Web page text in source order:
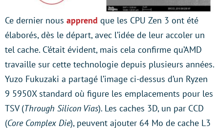
Ce dernier nous apprend que les CPU Zen 3 ont été
élaborés, dès le départ, avec l’idée de leur accoler un
tel cache. C’était évident, mais cela confirme qu’AMD
travaille sur cette technologie depuis plusieurs années.
Yuzo Fukuzaki a partagé l’image ci-dessus d’un Ryzen
9 5950X standard où figure les emplacements pour les
TSV (Through Silicon Vias). Les caches 3D, un par CCD
(Core Complex Die), peuvent ajouter 64 Mo de cache L3